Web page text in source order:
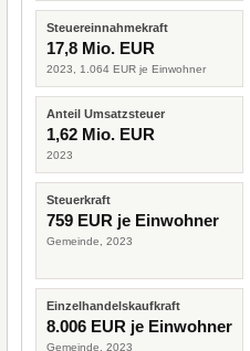
Steuereinnahmekraft
17,8 Mio. EUR
2023, 1.064 EUR je Einwohner
Anteil Umsatzsteuer
1,62 Mio. EUR
2023
Steuerkraft
759 EUR je Einwohner
Gemeinde, 2023
Einzelhandelskaufkraft
8.006 EUR je Einwohner
Gemeinde, 2023